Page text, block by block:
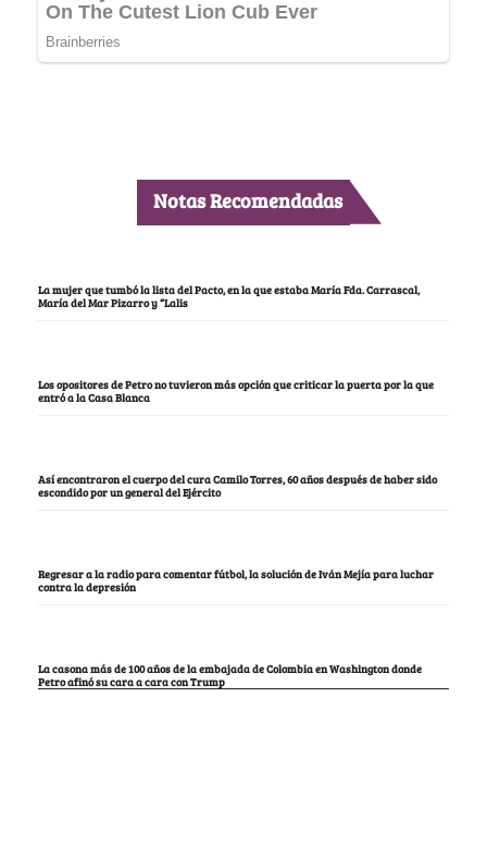
Notas Recomendadas
La mujer que tumbó la lista del Pacto, en la que estaba María Fda. Carrascal,
María del Mar Pizarro y “Lalis
Los opositores de Petro no tuvieron más opción que criticar la puerta por la que
entró a la Casa Blanca
Así encontraron el cuerpo del cura Camilo Torres, 60 años después de haber sido
escondido por un general del Ejército
Regresar a la radio para comentar fútbol, la solución de Iván Mejía para luchar
contra la depresión
La casona más de 100 años de la embajada de Colombia en Washington donde
Petro afinó su cara a cara con Trump